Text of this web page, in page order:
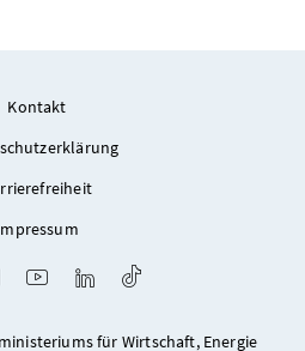
Kontakt
InstagramYoutube LinkedIn
für Wirtschaft, Energie